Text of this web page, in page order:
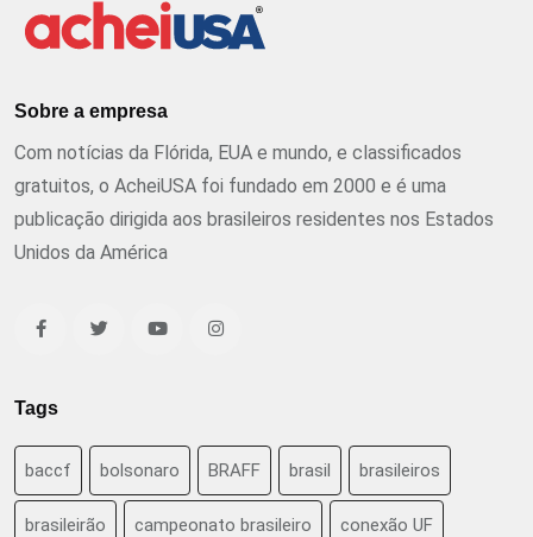
Sobre a empresa
Com notícias da Flórida, EUA e mundo, e classificados
gratuitos, o AcheiUSA foi fundado em 2000 e é uma
publicação dirigida aos brasileiros residentes nos Estados
Unidos da América
Tags
baccf bolsonaro BRAFF brasil brasileiros
brasileirão campeonato brasileiro conexão UF